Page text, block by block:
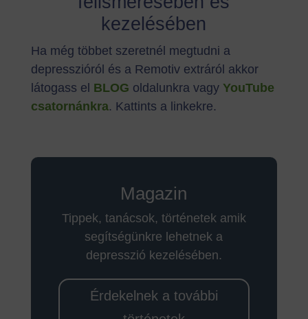
kezelésében
Ha még többet szeretnél megtudni a
depresszióról és a Remotiv extráról akkor
látogass el BLOG oldalunkra vagy YouTube
csatornánkra. Kattints a linkekre.
Magazin
Tippek, tanácsok, történetek amik
segítségünkre lehetnek a
depresszió kezelésében.
Érdekelnek a további